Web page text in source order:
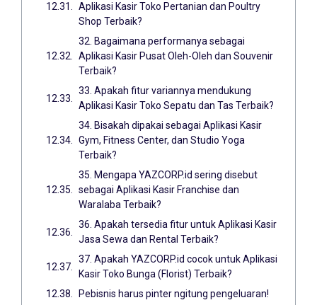
Aplikasi Kasir Toko Pertanian dan Poultry
Shop Terbaik?
32. Bagaimana performanya sebagai
Aplikasi Kasir Pusat Oleh-Oleh dan Souvenir
Terbaik?
33. Apakah fitur variannya mendukung
Aplikasi Kasir Toko Sepatu dan Tas Terbaik?
34. Bisakah dipakai sebagai Aplikasi Kasir
Gym, Fitness Center, dan Studio Yoga
Terbaik?
35. Mengapa YAZCORP.id sering disebut
sebagai Aplikasi Kasir Franchise dan
Waralaba Terbaik?
36. Apakah tersedia fitur untuk Aplikasi Kasir
Jasa Sewa dan Rental Terbaik?
37. Apakah YAZCORP.id cocok untuk Aplikasi
Kasir Toko Bunga (Florist) Terbaik?
Pebisnis harus pinter ngitung pengeluaran!